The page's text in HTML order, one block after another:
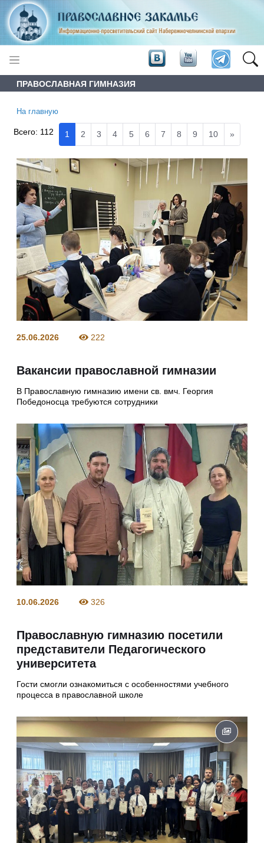
ПРАВОСЛАВНАЯ ГИМНАЗИЯ
На главную
Всего: 112 1 2 3 4 5 6 7 8 9 10 »
25.06.2026 222
Вакансии православной гимназии
В Православную гимназию имени св. вмч. Георгия
Победоносца требуются сотрудники
10.06.2026 326
Православную гимназию посетили
представители Педагогического
университета
Гости смогли ознакомиться с особенностями учебного
процесса в православной школе